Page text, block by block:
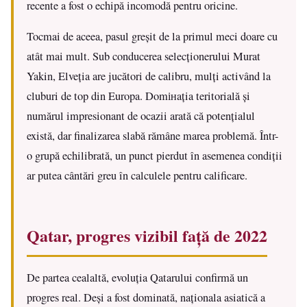
recente a fost o echipă incomodă pentru oricine.
Tocmai de aceea, pasul greșit de la primul meci doare cu
atât mai mult. Sub conducerea selecționerului Murat
Yakin, Elveția are jucători de calibru, mulți activând la
cluburi de top din Europa. Domінația teritorială și
numărul impresionant de ocazii arată că potențialul
există, dar finalizarea slabă rămâne marea problemă. Într-
o grupă echilibrată, un punct pierdut în asemenea condiții
ar putea cântări greu în calculele pentru calificare.
Qatar, progres vizibil față de 2022
De partea cealaltă, evoluția Qatarului confirmă un
progres real. Deși a fost dominată, naționala asiatică a